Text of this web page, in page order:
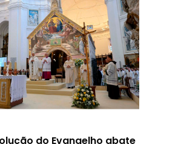
do Evangelho abate